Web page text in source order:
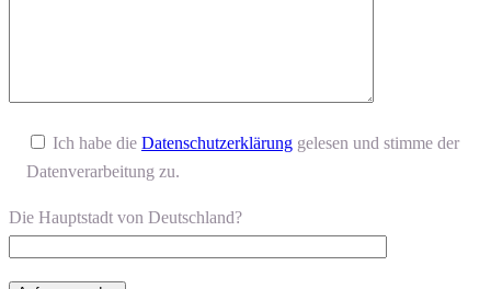
Ich habe die Datenschutzerklärung gelesen und stimme der
Datenverarbeitung zu.
Die Hauptstadt von Deutschland?